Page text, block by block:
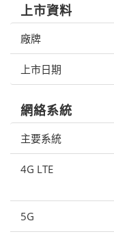
上市資料
廠牌
上市日期
網絡系統
主要系統
4G LTE
5G